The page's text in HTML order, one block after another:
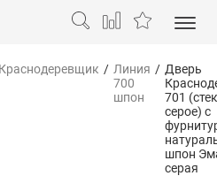
Краснодеревщик / Линия
700
шпон
/ Дверь
701
серое) с
шпон
серая